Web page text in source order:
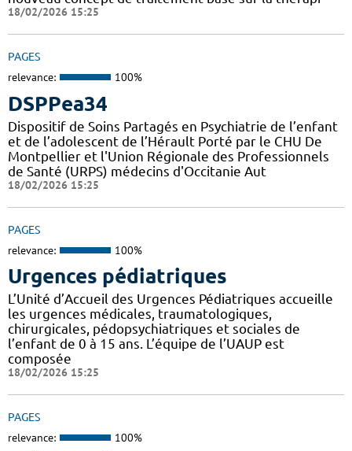
18/02/2026 15:25
PAGES
relevance: 100%
DSPPea34
Dispositif de Soins Partagés en Psychiatrie de l’enfant
et de l’adolescent de l’Hérault Porté par le CHU De
Montpellier et l'Union Régionale des Professionnels
de Santé (URPS) médecins d'Occitanie Aut
18/02/2026 15:25
PAGES
relevance: 100%
Urgences pédiatriques
L’Unité d’Accueil des Urgences Pédiatriques accueille
les urgences médicales, traumatologiques,
chirurgicales, pédopsychiatriques et sociales de
l’enfant de 0 à 15 ans. L’équipe de l’UAUP est
composée
18/02/2026 15:25
PAGES
relevance: 100%